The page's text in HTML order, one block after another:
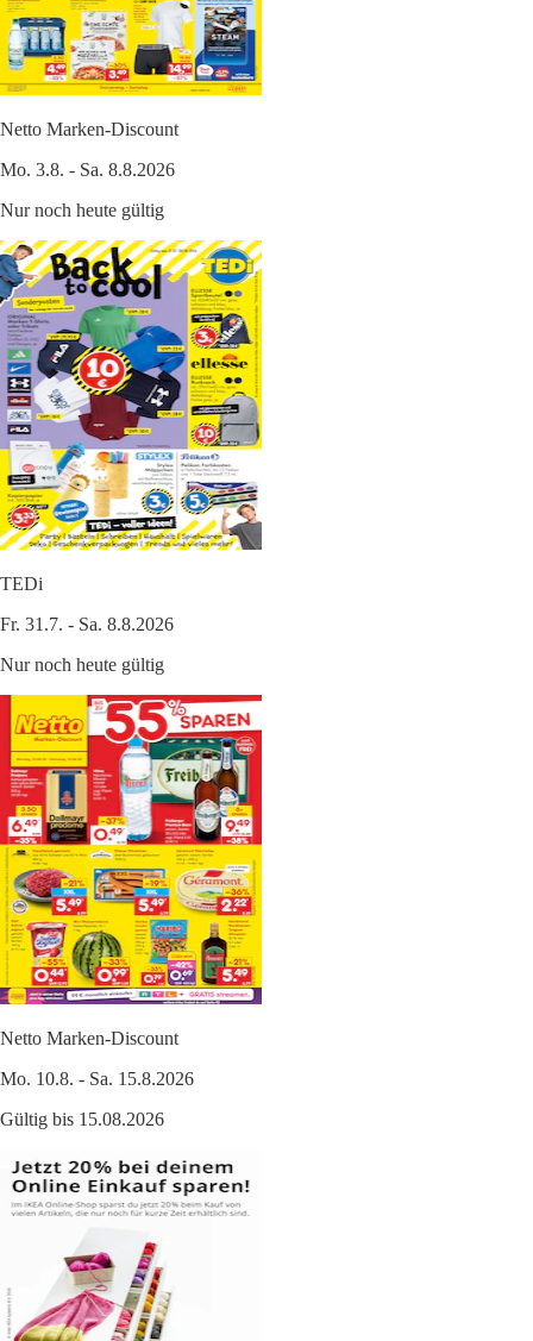
Netto Marken-Discount
Mo. 3.8. - Sa. 8.8.2026
Nur noch heute gültig
TEDi
Fr. 31.7. - Sa. 8.8.2026
Nur noch heute gültig
Netto Marken-Discount
Mo. 10.8. - Sa. 15.8.2026
Gültig bis 15.08.2026